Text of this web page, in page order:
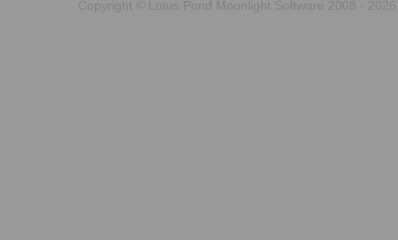
Copyright © Lotus Pond Moonlight Software 2008 - 2026